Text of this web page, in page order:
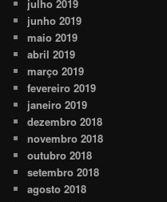
julho 2019
junho 2019
maio 2019
abril 2019
março 2019
fevereiro 2019
janeiro 2019
dezembro 2018
novembro 2018
outubro 2018
setembro 2018
agosto 2018